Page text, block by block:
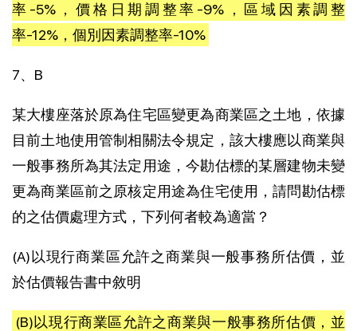
率-5%，價格日期調整率-9%，區域因素調整
率-12%，個別因素調整率-10%
7、B
某大樓座落於原為住宅區變更為商業區之土地，依據
目前土地使用管制相關法令規定，該大樓應以商業與
一般事務所為其法定用途，今勘估標的某層建物未變
更為商業區前之原核定用途為住宅使用，請問勘估標
的之估價處理方式，下列何者較為適當？
(A)以現行商業區允許之商業與一般事務所估價，並
於估價報告書中敘明
(B)以現行商業區允許之商業與一般事務所估價，並